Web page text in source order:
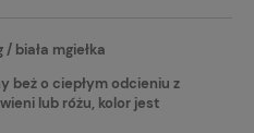
kosztów płatności
/ biała mgiełka
beż o ciepłym odcieniu z
lub różu, kolor jest